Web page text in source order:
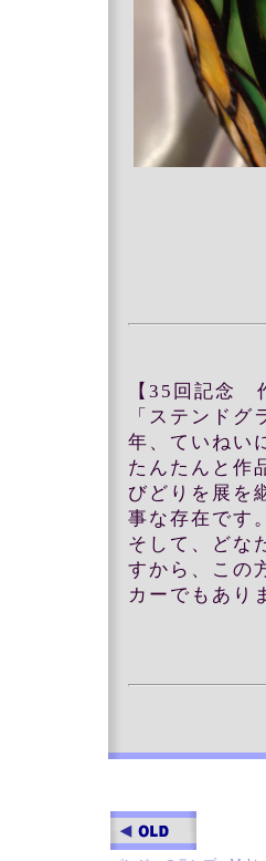
【35回記念
「ステンド
年、ていねい
たんたんと作
びどりを展を
事な存在です
そして、どな
すから、この
カーでもあり